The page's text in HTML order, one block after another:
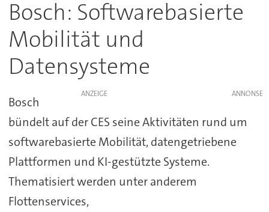
Bosch: Softwarebasierte
Mobilität und
Datensysteme
ANZEIGE
Bosch
bündelt auf der CES seine Aktivitäten rund um
softwarebasierte Mobilität, datengetriebene
Plattformen und KI-gestützte Systeme.
Thematisiert werden unter anderem
Flottenservices,